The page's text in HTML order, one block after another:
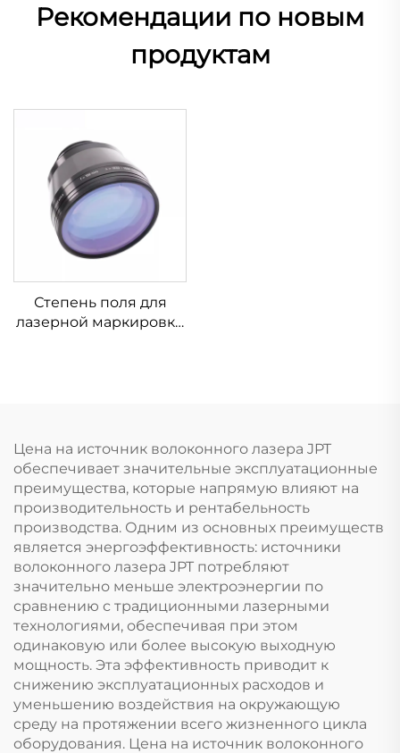
Рекомендации по новым
продуктам
Степень поля для
лазерной маркировки
Цена на источник волоконного лазера JPT
обеспечивает значительные эксплуатационные
преимущества, которые напрямую влияют на
производительность и рентабельность
производства. Одним из основных преимуществ
является энергоэффективность: источники
волоконного лазера JPT потребляют
значительно меньше электроэнергии по
сравнению с традиционными лазерными
технологиями, обеспечивая при этом
одинаковую или более высокую выходную
мощность. Эта эффективность приводит к
снижению эксплуатационных расходов и
уменьшению воздействия на окружающую
среду на протяжении всего жизненного цикла
оборудования. Цена на источник волоконного